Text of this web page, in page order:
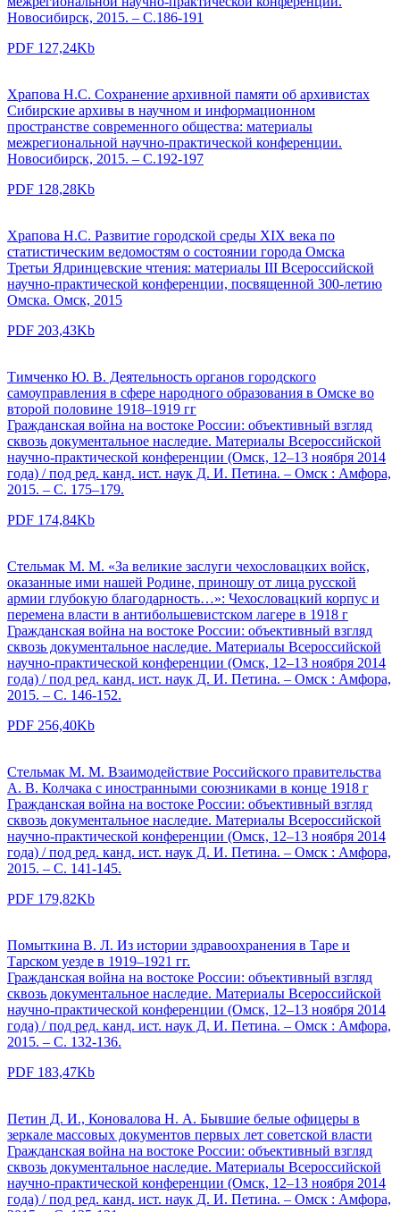
Новосибирск, 2015. – С.186-191
PDF 127,24Kb
Храпова Н.С. Сохранение архивной памяти об архивистах
Сибирские архивы в научном и информационном
пространстве современного общества: материалы
межрегиональной научно-практической конференции.
Новосибирск, 2015. – С.192-197
PDF 128,28Kb
Храпова Н.С. Развитие городской среды XIX века по
статистическим ведомостям о состоянии города Омска
Третьи Ядринцевские чтения: материалы III Всероссийской
научно-практической конференции, посвященной 300-летию
Омска. Омск, 2015
PDF 203,43Kb
Тимченко Ю. В. Деятельность органов городского
самоуправления в сфере народного образования в Омске во
второй половине 1918–1919 гг
Гражданская война на востоке России: объективный взгляд
сквозь документальное наследие. Материалы Всероссийской
научно-практической конференции (Омск, 12–13 ноября 2014
года) / под ред. канд. ист. наук Д. И. Петина. – Омск : Амфора,
2015. – С. 175–179.
PDF 174,84Kb
Стельмак М. М. «За великие заслуги чехословацких войск,
оказанные ими нашей Родине, приношу от лица русской
армии глубокую благодарность…»: Чехословацкий корпус и
перемена власти в антибольшевистском лагере в 1918 г
Гражданская война на востоке России: объективный взгляд
сквозь документальное наследие. Материалы Всероссийской
научно-практической конференции (Омск, 12–13 ноября 2014
года) / под ред. канд. ист. наук Д. И. Петина. – Омск : Амфора,
2015. – С. 146-152.
PDF 256,40Kb
Стельмак М. М. Взаимодействие Российского правительства
А. В. Колчака с иностранными союзниками в конце 1918 г
Гражданская война на востоке России: объективный взгляд
сквозь документальное наследие. Материалы Всероссийской
научно-практической конференции (Омск, 12–13 ноября 2014
года) / под ред. канд. ист. наук Д. И. Петина. – Омск : Амфора,
2015. – С. 141-145.
PDF 179,82Kb
Помыткина В. Л. Из истории здравоохранения в Таре и
Тарском уезде в 1919–1921 гг.
Гражданская война на востоке России: объективный взгляд
сквозь документальное наследие. Материалы Всероссийской
научно-практической конференции (Омск, 12–13 ноября 2014
года) / под ред. канд. ист. наук Д. И. Петина. – Омск : Амфора,
2015. – С. 132-136.
PDF 183,47Kb
Петин Д. И., Коновалова Н. А. Бывшие белые офицеры в
зеркале массовых документов первых лет советской власти
Гражданская война на востоке России: объективный взгляд
сквозь документальное наследие. Материалы Всероссийской
научно-практической конференции (Омск, 12–13 ноября 2014
года) / под ред. канд. ист. наук Д. И. Петина. – Омск : Амфора,